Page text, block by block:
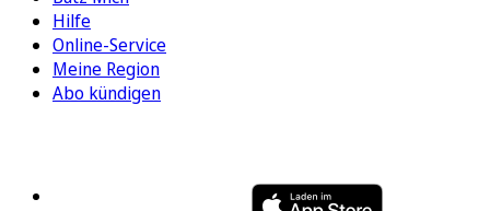
Hilfe
Online-Service
Meine Region
Abo kündigen